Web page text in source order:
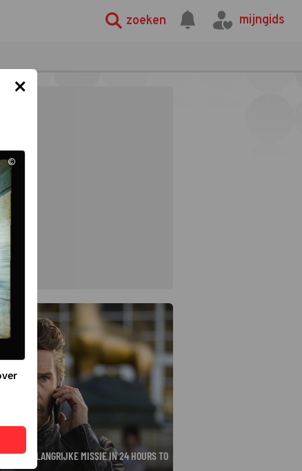
zoeken mijngids
EEN BELANGRIJKE MISSIE IN 24 HOURS TO
×
©